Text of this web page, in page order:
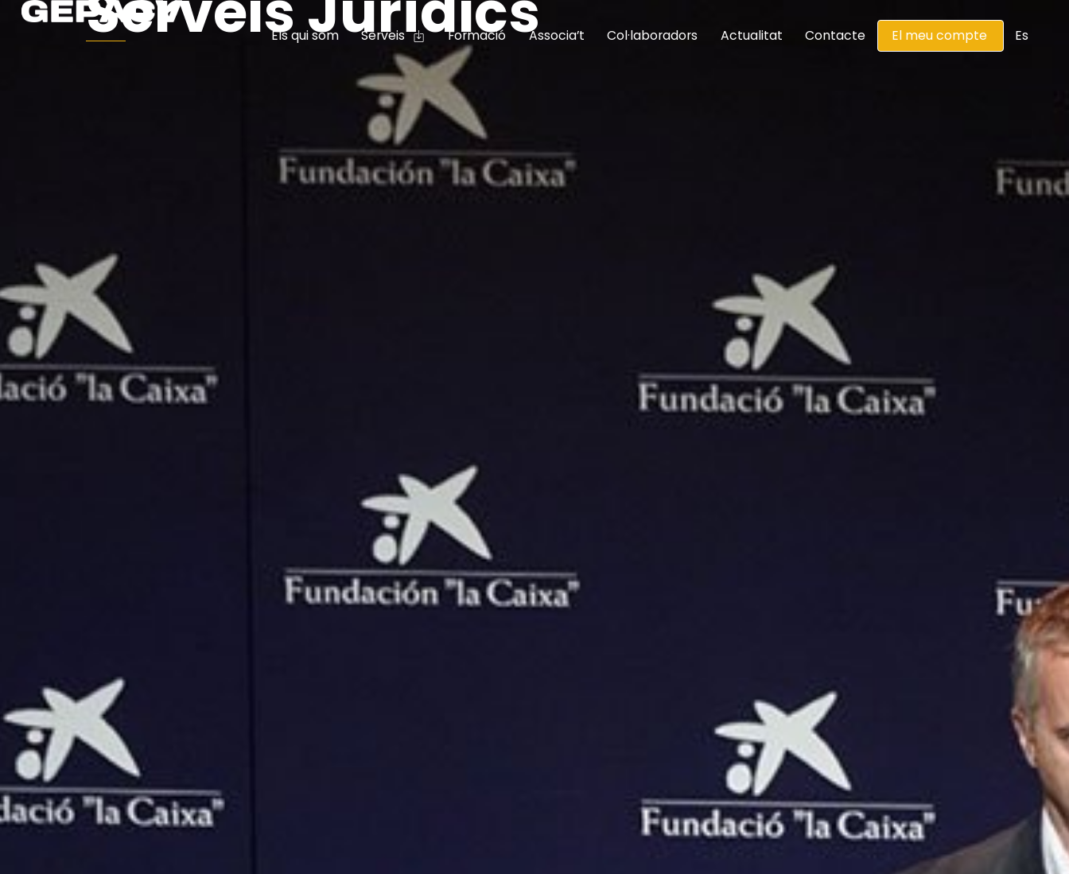
Els qui som Serveis Formació Associa’t Col·laboradors Actualitat Contacte El meu compte Es